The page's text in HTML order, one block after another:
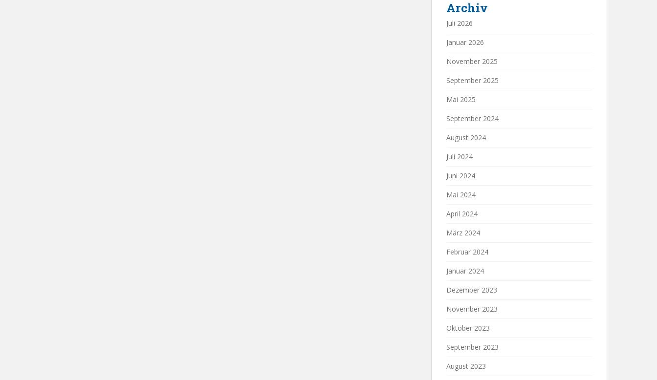
Archiv
Juli 2026
Januar 2026
November 2025
September 2025
Mai 2025
September 2024
August 2024
Juli 2024
Juni 2024
Mai 2024
April 2024
März 2024
Februar 2024
Januar 2024
Dezember 2023
November 2023
Oktober 2023
September 2023
August 2023